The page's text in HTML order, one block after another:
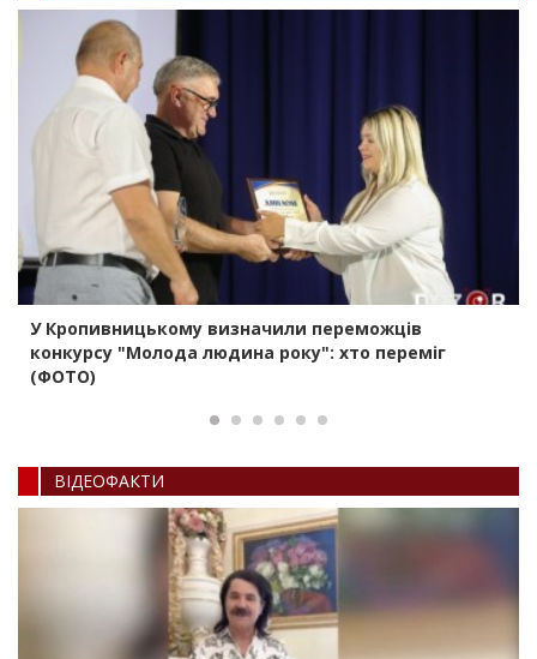
У Кропивницькому визначили переможців
конкурсу "Молода людина року": хто переміг
(ФОТО)
ВIДЕОФАКТИ